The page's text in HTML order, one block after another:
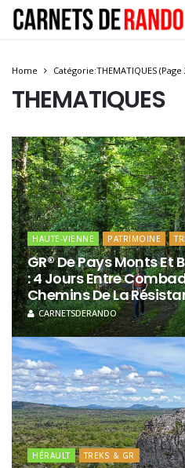
Home Catégorie:THEMATIQUES (Page
THEMATIQUES
HAUTE-VIENNE PATRIMOINE
GR® De Pays Monts Et
: 4 Jours Entre
Chemins De La
CARNETSDERANDO
HÉRAULT TREKS & GR